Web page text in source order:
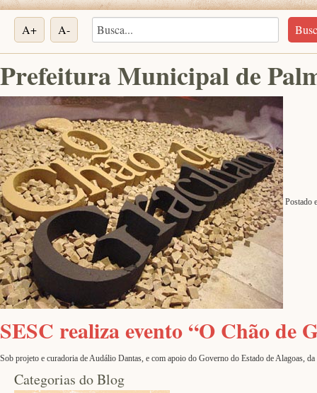
A+ A-
Prefeitura Municipal de
Postado
SESC realiza evento “O Chão de
Sob projeto e curadoria de Audálio Dantas, e com apoio do Governo do Estado de Alagoas,
Categorias do Blog